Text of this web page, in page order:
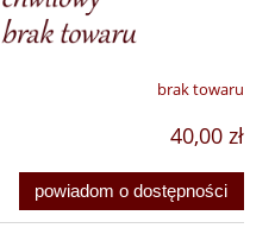
brak towaru
40,00 zł
powiadom o dostępności